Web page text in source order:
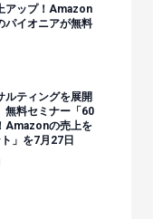
アップ！Amazon
パイオニアが無料
ティングを展開
無料セミナー「60
Amazonの売上を
」を7月27日